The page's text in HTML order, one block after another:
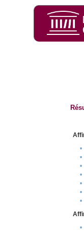
•
•
•
•
•
•
•
•